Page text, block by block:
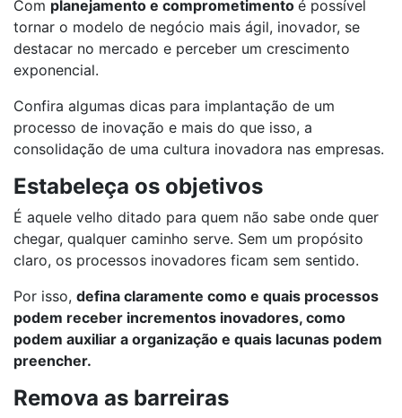
Com planejamento e comprometimento é possível
tornar o modelo de negócio mais ágil, inovador, se
destacar no mercado e perceber um crescimento
exponencial.
Confira algumas dicas para implantação de um
processo de inovação e mais do que isso, a
consolidação de uma cultura inovadora nas empresas.
Estabeleça os objetivos
É aquele velho ditado para quem não sabe onde quer
chegar, qualquer caminho serve. Sem um propósito
claro, os processos inovadores ficam sem sentido.
Por isso, defina claramente como e quais processos
podem receber incrementos inovadores, como
podem auxiliar a organização e quais lacunas podem
preencher.
Remova as barreiras